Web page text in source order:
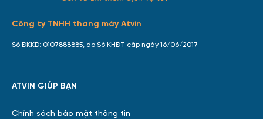
Công ty TNHH thang máy Atvin
Số ĐKKD: 0107888885, do Sở KHĐT cấp ngày 16/06/2017
ATVIN GIÚP BẠN
Chính sách bảo mật thông tin